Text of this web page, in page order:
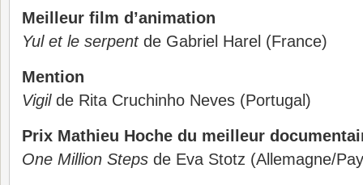
Meilleur film d’animation
Yul et le serpentde Gabriel Harel (France)
Mention
Vigilde Rita Cruchinho Neves (Portugal)
Prix Mathieu Hoche du meilleur
One Million Steps de Eva Stotz (Allemagne/